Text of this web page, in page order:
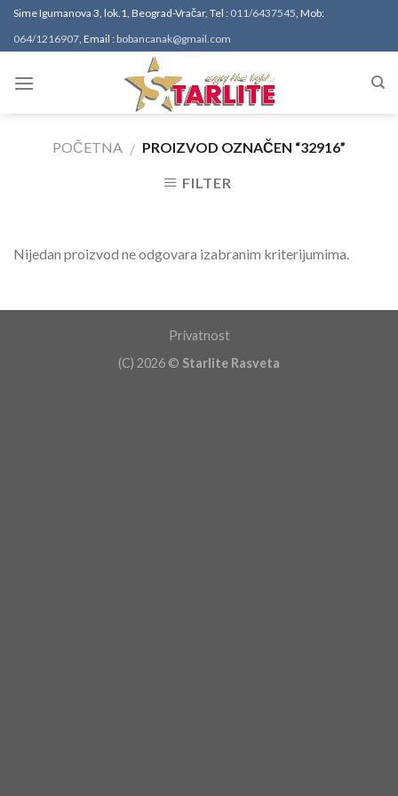
Skip
content
Sime Igumanova 3, lok.1, Beograd-Vračar, Tel : 011/6437545, Mob:
064/1216907, Email : bobancanak@gmail.com
POČETNA / PROIZVOD OZNAČEN “32916”
FILTER
Nijedan proizvod ne odgovara izabranim kriterijumima.
Privatnost
(C) 2026 © Starlite Rasveta